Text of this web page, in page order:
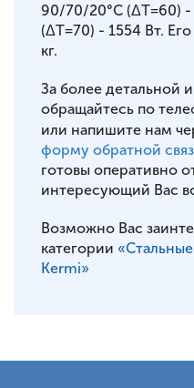
90/70/20°С (ΔT=60) -
(ΔT=70) - 1554 Вт.
кг.
За более детальной
обращайтесь по
или напишите нам
форму обратной
готовы оперативно
интересующий Вас
Возможно Вас
категории
Kermi»